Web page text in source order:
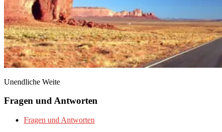
Unendliche Weite
Fragen und Antworten
Fragen und Antworten